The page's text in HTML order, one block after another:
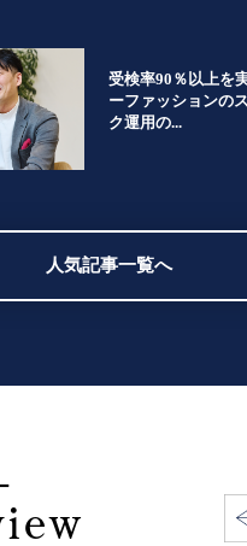
受検率90％以上を
ーファッションの
ク運用の...
人気記事一覧へ